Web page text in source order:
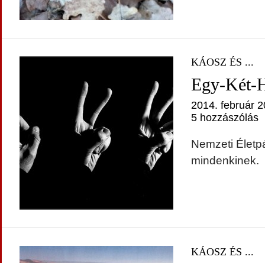
KÁOSZ ÉS ...
Egy-Két-
2014. február
5 hozzászólás
Nemzeti
mindenkinek.
KÁOSZ ÉS ...